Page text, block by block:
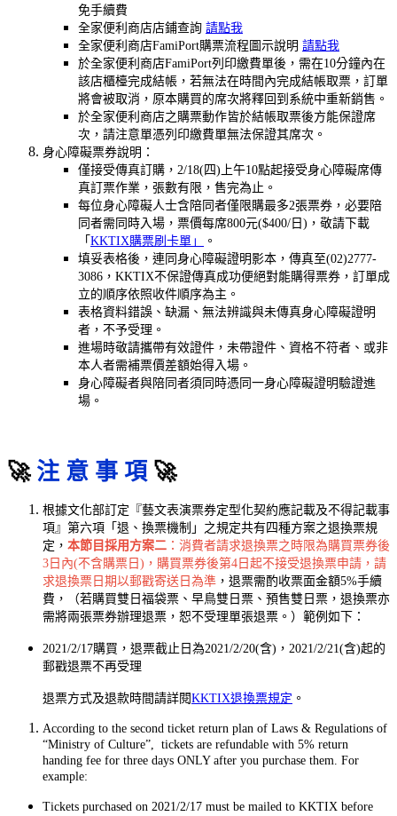
免手續費
全家便利商店店鋪查詢 請點我
全家便利商店FamiPort購票流程圖示說明 請點我
於全家便利商店FamiPort列印繳費單後，需在10分鐘內在
該店櫃檯完成結帳，若無法在時間內完成結帳取票，訂單
將會被取消，原本購買的席次將釋回到系統中重新銷售。
於全家便利商店之購票動作皆於結帳取票後方能保證席
次，請注意單憑列印繳費單無法保證其席次。
身心障礙票券說明：
僅接受傳真訂購，2/18(四)上午10點起接受身心障礙席傳
真訂票作業，張數有限，售完為止。
每位身心障礙人士含陪同者僅限購最多2張票券，必要陪
同者需同時入場，票價每席800元($400/日) ，敬請下載
「 KKTIX購票刷卡單」
。
填妥表格後，連同身心障礙證明影本，傳真至(02)2777-
3086，KKTIX不保證傳真成功便絕對能購得票券，訂單成
立的順序依照收件順序為主。
表格資料錯誤、缺漏、無法辨識與未傳真身心障礙證明
者，不予受理。
進場時敬請攜帶有效證件，未帶證件、資格不符者、或非
本人者需補票價差額始得入場。
身心障礙者與陪同者須同時憑同一身心障礙證明驗證進
場。
🚀 注 意 事 項 🚀
根據文化部訂定『藝文表演票券定型化契約應記載及不得記載事
項』第六項「退、換票機制」之規定共有四種方案之退換票規
定， 本節目採用方案二 ：消費者請求退換票之時限為購買票券後
3日內(不含購票日)，購買票券後第4日起不接受退換票申請，請
求退換票日期以郵戳寄送日為準 ，退票需酌收票面金額5%手續
費，（若購買雙日福袋票、 早鳥雙日票、 預售雙日票，退換票亦
需將兩張票券辦理退票，恕不受理單張退票。）範例如下：
2021/2/17購買，退票截止日為2021/2/20(含)，2021/2/21(含)起的
郵戳退票不再受理
退票方式及退款時間請詳閱KKTIX退換票規定 。
According to the second ticket return plan of Laws & Regulations of
“Ministry of Culture”, tickets are refundable with 5% return
handing fee for three days ONLY after you purchase them. For
example:
Tickets purchased on 2021/2/17 must be mailed to KKTIX before